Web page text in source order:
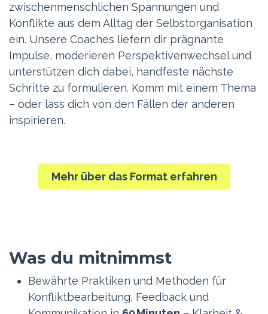
zwischenmenschlichen Spannungen und
Konflikte aus dem Alltag der Selbstorganisation
ein. Unsere Coaches liefern dir prägnante
Impulse, moderieren Perspektivenwechsel und
unterstützen dich dabei, handfeste nächste
Schritte zu formulieren. Komm mit einem Thema
– oder lass dich von den Fällen der anderen
inspirieren.
Mehr über das Format erfahren
Was du mitnimmst
Bewährte Praktiken und Methoden für
Konfliktbearbeitung, Feedback und